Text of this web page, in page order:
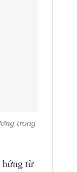
trong
hứng từ